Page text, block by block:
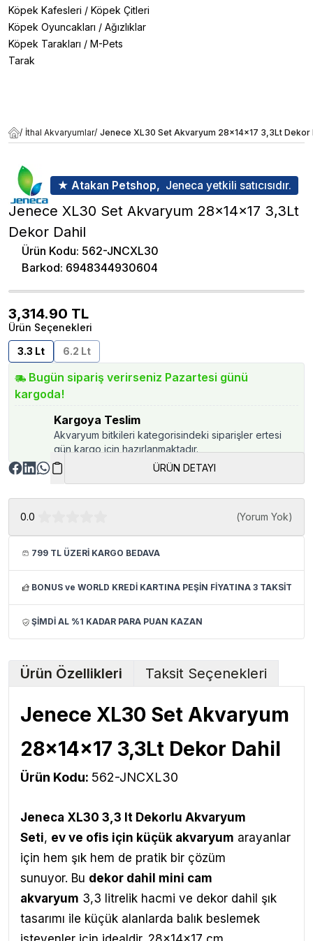
Köpek Kafesleri / Köpek Çitleri
Köpek Oyuncakları / Ağızlıklar
Köpek Tarakları / M-Pets
Tarak
/ İthal Akvaryumlar/ Jenece XL30 Set Akvaryum 28x14x17 3,3Lt Dekor
★ Atakan Petshop, Jeneca yetkili satıcısıdır.
Jenece XL30 Set Akvaryum 28x14x17 3,3Lt
Dekor Dahil
Ürün Kodu: 562-JNCXL30
Barkod: 6948344930604
3,314.90 TL
Ürün Seçenekleri
3.3 Lt
6.2 Lt
Bugün sipariş verirseniz Pazartesi günü
kargoda!
Kargoya Teslim
Akvaryum bitkileri kategorisindeki siparişler ertesi
gün kargo için hazırlanmaktadır.
ÜRÜN DETAYI
0.0 (Yorum Yok)
799 TL ÜZERİ KARGO BEDAVA
BONUS ve WORLD KREDİ KARTINA PEŞİN FİYATINA 3 TAKSİT
ŞİMDİ AL %1 KADAR PARA PUAN KAZAN
Ürün Özellikleri Taksit Seçenekleri
Jenece XL30 Set Akvaryum
28x14x17 3,3Lt Dekor Dahil
Ürün Kodu: 562-JNCXL30
Jeneca XL30 3,3 lt Dekorlu Akvaryum
Seti, ev ve ofis için küçük akvaryum arayanlar
için hem şık hem de pratik bir çözüm
sunuyor. Bu dekor dahil mini cam
akvaryum 3,3 litrelik hacmi ve dekor dahil şık
tasarımı ile küçük alanlarda balık beslemek